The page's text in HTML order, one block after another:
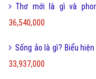
Thơ mới là gì và
36,540,000
Sống ảo là gì? Biểu
33,937,000